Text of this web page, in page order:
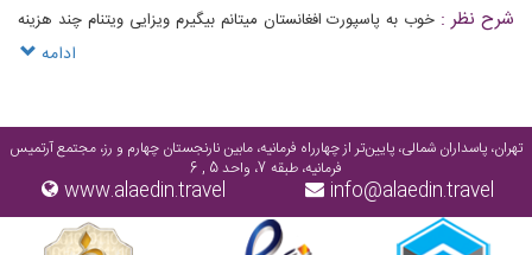
شرح نظر : خوب به پاسپورت افغانستان میتانم بیگیرم ویزایی ویتنام چند هزینه
ادامه
تهران، پاسداران شمالی، پایین‌تر از چهارراه فرمانیه، مابین نارنجستان چهارم و رز، مجتمع آرتمیس
فرمانیه، طبقه 7، واحد 5 , 6
info@alaedin.travel
www.alaedin.travel